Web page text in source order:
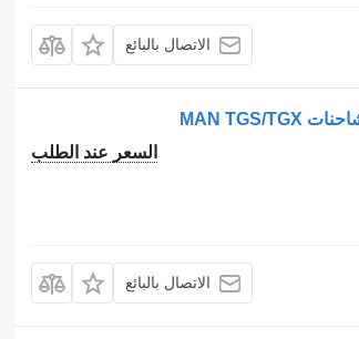
الاتصال بالبائع
السعر عند الطلب
الاتصال بالبائع